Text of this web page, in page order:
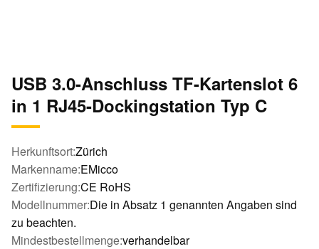
USB 3.0-Anschluss TF-Kartenslot 6
in 1 RJ45-Dockingstation Typ C
Herkunftsort:Zürich
Markenname:EMicco
Zertifizierung:CE RoHS
Modellnummer:Die in Absatz 1 genannten Angaben sind
zu beachten.
Mindestbestellmenge:verhandelbar